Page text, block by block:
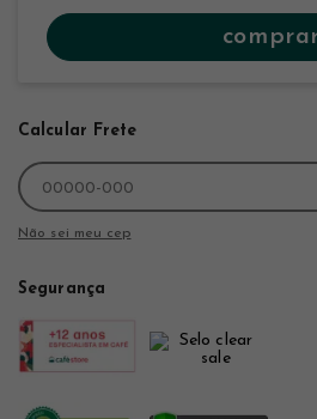
Calcular Frete
Não sei meu cep
Segurança